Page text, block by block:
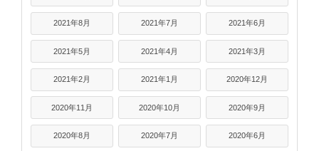
2021年8月 2021年7月 2021年6月
2021年5月 2021年4月 2021年3月
2021年2月 2021年1月 2020年12月
2020年11月 2020年10月 2020年9月
2020年8月 2020年7月 2020年6月